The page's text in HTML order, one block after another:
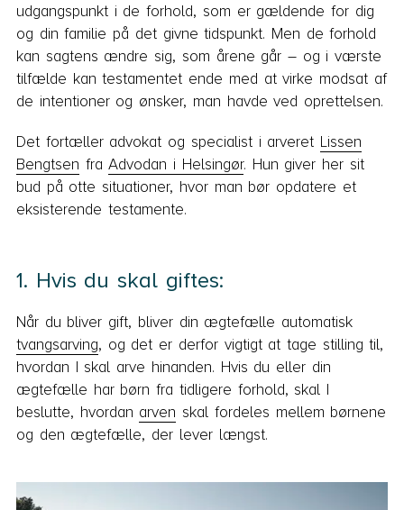
udgangspunkt i de forhold, som er gældende for dig
og din familie på det givne tidspunkt. Men de forhold
kan sagtens ændre sig, som årene går – og i værste
tilfælde kan testamentet ende med at virke modsat af
de intentioner og ønsker, man havde ved oprettelsen.
Det fortæller advokat og specialist i arveret Lissen
Bengtsen fraAdvodan i Helsingør. Hun giver her sit
bud på otte situationer, hvor man bør opdatere et
eksisterende testamente.
1. Hvis du skal giftes:
Når du bliver gift, bliver din ægtefælle automatisk
tvangsarving, og det er derfor vigtigt at tage stilling til,
hvordan I skal arve hinanden. Hvis du eller din
ægtefælle har børn fra tidligere forhold, skal I
beslutte, hvordan arven skal fordeles mellem børnene
og den ægtefælle, der lever længst.